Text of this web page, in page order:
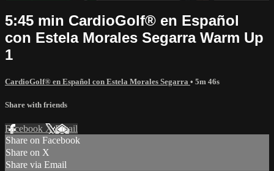
5:45 min CardioGolf® en Español
con Estela Morales Segarra Warm Up
1
CardioGolf® en Español con Estela Morales Segarra • 5m 46s
Share with friends
Facebook XEmail
Share on Facebook
Share on X
Share via Email